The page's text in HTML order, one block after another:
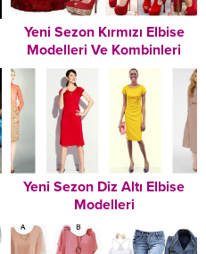
Yeni Sezon Kırmızı Elbise
Modelleri Ve Kombinleri
Yeni Sezon Diz Altı Elbise
Modelleri